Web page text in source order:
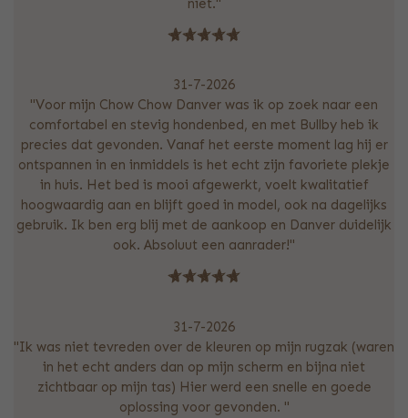
niet."
31-7-2026
"Voor mijn Chow Chow Danver was ik op zoek naar een
comfortabel en stevig hondenbed, en met Bullby heb ik
precies dat gevonden. Vanaf het eerste moment lag hij er
ontspannen in en inmiddels is het echt zijn favoriete plekje
in huis. Het bed is mooi afgewerkt, voelt kwalitatief
hoogwaardig aan en blijft goed in model, ook na dagelijks
gebruik. Ik ben erg blij met de aankoop en Danver duidelijk
ook. Absoluut een aanrader!"
31-7-2026
"Ik was niet tevreden over de kleuren op mijn rugzak (waren
in het echt anders dan op mijn scherm en bijna niet
zichtbaar op mijn tas) Hier werd een snelle en goede
oplossing voor gevonden. "